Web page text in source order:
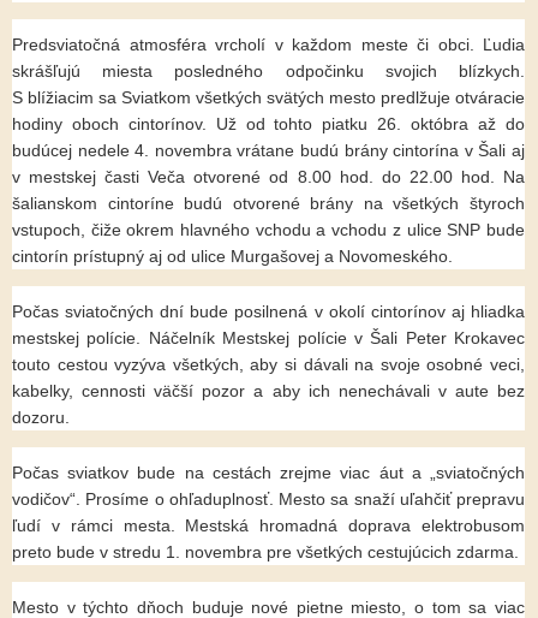
Predsviatočná atmosféra vrcholí v každom meste či obci. Ľudia
skrášľujú miesta posledného odpočinku svojich blízkych.
S blížiacim sa Sviatkom všetkých svätých mesto predlžuje otváracie
hodiny oboch cintorínov. Už od tohto piatku 26. októbra až do
budúcej nedele 4. novembra vrátane budú brány cintorína v Šali aj
v mestskej časti Veča otvorené od 8.00 hod. do 22.00 hod. Na
šalianskom cintoríne budú otvorené brány na všetkých štyroch
vstupoch, čiže okrem hlavného vchodu a vchodu z ulice SNP bude
cintorín prístupný aj od ulice Murgašovej a Novomeského.
Počas sviatočných dní bude posilnená v okolí cintorínov aj hliadka
mestskej polície. Náčelník Mestskej polície v Šali Peter Krokavec
touto cestou vyzýva všetkých, aby si dávali na svoje osobné veci,
kabelky, cennosti väčší pozor a aby ich nenechávali v aute bez
dozoru.
Počas sviatkov bude na cestách zrejme viac áut a „sviatočných
vodičov“. Prosíme o ohľaduplnosť. Mesto sa snaží uľahčiť prepravu
ľudí v rámci mesta. Mestská hromadná doprava elektrobusom
preto bude v stredu 1. novembra pre všetkých cestujúcich zdarma.
Mesto v týchto dňoch buduje nové pietne miesto, o tom sa viac